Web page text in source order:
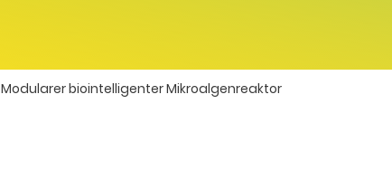
Modularer biointelligenter Mikroalgenreaktor